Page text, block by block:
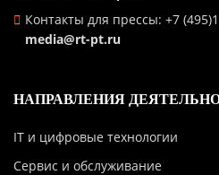
Контакты для прессы: +7
media@rt-pt.ru
НАПРАВЛЕНИЯ
IT и цифровые технологии
Сервис и обслуживание